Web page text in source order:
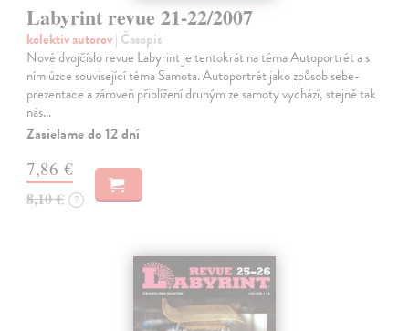
Labyrint revue 21-22/2007
kolektív autorov| Časopis
Nové dvojčíslo revue Labyrint je tentokrát na téma Autoportrét a s
ním úzce související téma Samota. Autoportrét jako způsob sebe-
prezentace a zároveň přiblížení druhým ze samoty vychází, stejně tak
nás…
Zasielame do 12 dní
7,86 €
8,10 € ?